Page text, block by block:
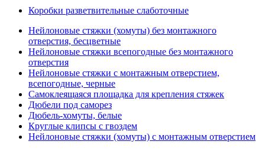
Коробки разветвительные слаботочные
Нейлоновые стяжки (хомуты) без монтажного
отверстия, бесцветные
Нейлоновые стяжки всепогодные без монтажного
отверстия
Нейлоновые стяжки с монтажным отверстием,
всепогодные, черные
Самоклеящаяся площадка для крепления стяжек
Дюбели под саморез
Дюбель-хомуты, белые
Круглые клипсы с гвоздем
Нейлоновые стяжки (хомуты) с монтажным отверстием